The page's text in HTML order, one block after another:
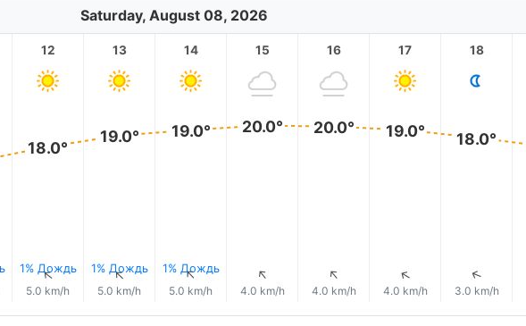
Saturday, August 08, 2026
12
18.0°
1% Дождь
↑
5.0 km/h
13
19.0°
1% Дождь
↑
5.0 km/h
14
19.0°
1% Дождь
↑
5.0 km/h
15
20.0°
↑
4.0 km/h
16
20.0°
↑
4.0 km/h
17
19.0°
↑
4.0 km/h
18
18.0°
↑
3.0 km/h